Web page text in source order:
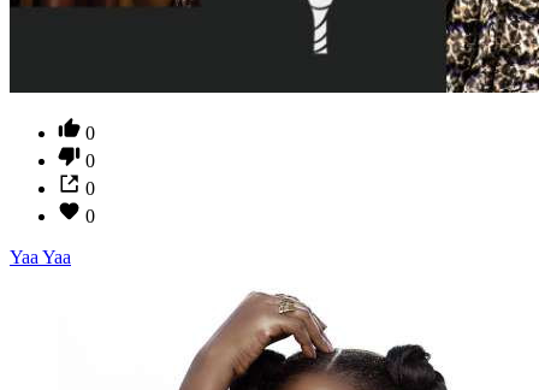
0
0
0
0
Yaa Yaa